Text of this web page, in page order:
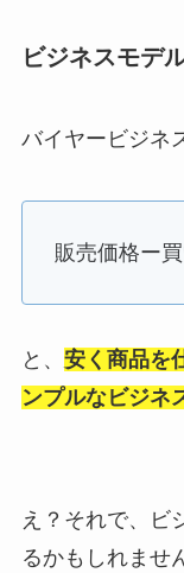
ビジネスモデ
バイヤービジネ
販売価格ー
と、 安く商品を
ンプルなビジネ
え？それで、ビ
るかもしれませ